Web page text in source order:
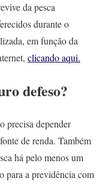
da pesca
durante o
em função da
clicando aqui.
defeso?
precisa depender
de renda. Também
há pelo menos um
para a previdência com